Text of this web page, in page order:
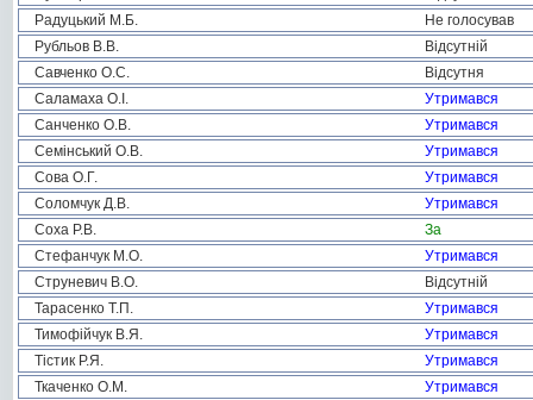
Радуцький М.Б.
Не голосував
Рубльов В.В.
Відсутній
Савченко О.С.
Відсутня
Саламаха О.І.
Утримався
Санченко О.В.
Утримався
Семінський О.В.
Утримався
Сова О.Г.
Утримався
Соломчук Д.В.
Утримався
Соха Р.В.
За
Стефанчук М.О.
Утримався
Струневич В.О.
Відсутній
Тарасенко Т.П.
Утримався
Тимофійчук В.Я.
Утримався
Тістик Р.Я.
Утримався
Ткаченко О.М.
Утримався